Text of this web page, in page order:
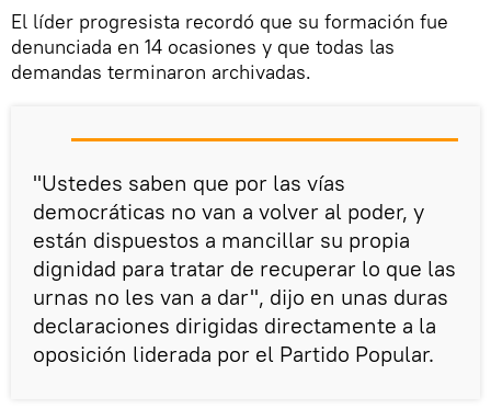
El líder progresista recordó que su formación fue
denunciada en 14 ocasiones y que todas las
demandas terminaron archivadas.
"Ustedes saben que por las vías
democráticas no van a volver al poder, y
están dispuestos a mancillar su propia
dignidad para tratar de recuperar lo que las
urnas no les van a dar", dijo en unas duras
declaraciones dirigidas directamente a la
oposición liderada por el Partido Popular.